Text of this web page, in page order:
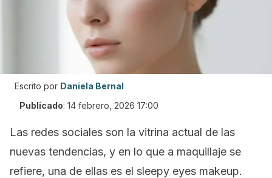
Escrito por Daniela Bernal
Publicado: 14 febrero, 2026 17:00
Las redes sociales son la vitrina actual de las
nuevas tendencias, y en lo que a maquillaje se
refiere, una de ellas es el sleepy eyes makeup.